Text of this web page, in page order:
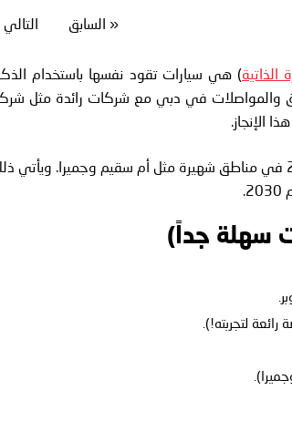
« السابق التالي
الذاتية) هي سيارات تقود نفسها باستخدام
والمواصلات في دبي مع شركات رائدة مثل
الإنجاز.
انطلقت أولى الرحلات ذاتية القيادة بالكامل في أواخر مارس وأوائل أبريل 2026 في مناطق شهيرة مثل أم سقيم وجميرا.
سهلة جداً)
لتجربته!).